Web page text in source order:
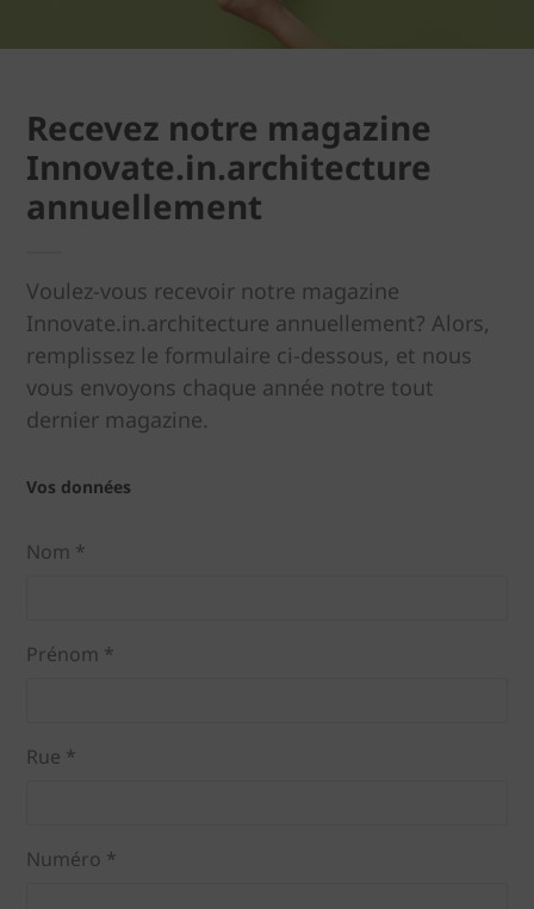
Recevez notre magazine
Innovate.in.architecture
annuellement
Voulez-vous recevoir notre magazine
Innovate.in.architecture annuellement? Alors,
remplissez le formulaire ci-dessous, et nous
vous envoyons chaque année notre tout
dernier magazine.
Vos données
Nom *
Prénom *
Rue *
Numéro *